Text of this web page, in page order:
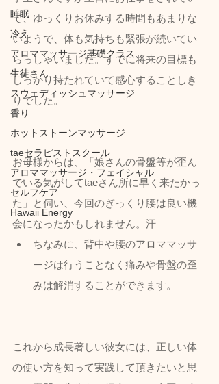
睡眠
冷え
アロママッサージ基礎クラス
生徒さん
スウェディッシュマッサージ
香り
ホットストーンマッサージ
taeセラピストスクール
アロママッサージ・フェイシャル
セルフケア
Hawaii Energy
て、ゆっくりお休みする時間もあまりな
いようで、体も気持ちも緊張が続いてい
らっしゃいました。すでに将来の目標も
しっかり持たれていて感心することしき
りでした。
お母様からは、「娘さんの骨盤等が歪ん
でいる気がしてtaeさん所に早く来たかっ
た」と伺い、今回のぎっくり腰は良い機
会になったかもしれません。汗
ちなみに、背中や腰のアロママッサ
ージは行うことなく痛みや骨盤の歪
みは解消することができます。
これから成長著しい彼女には、正しい体
の使い方を知って実践して頂きたいと思